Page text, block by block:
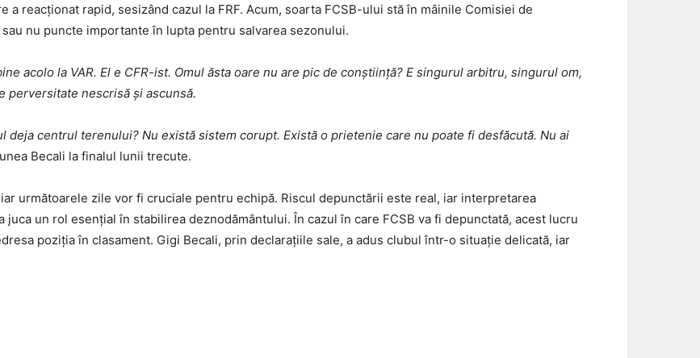
a reacționat rapid, sesizând cazul la FRF. Acum, soarta FCSB-ului stă în mâinile Comisiei de
nu puncte importante în lupta pentru salvarea sezonului.
acolo la VAR. El e CFR-ist. Omul ăsta oare nu are pic de conștiință? E singurul arbitru, singurul om,
perversitate nescrisă și ascunsă.
deja centrul terenului? Nu există sistem corupt. Există o prietenie care nu poate fi desfăcută. Nu ai
Becali la finalul lunii trecute.
următoarele zile vor fi cruciale pentru echipă. Riscul depunctării este real, iar interpretarea
juca un rol esențial în stabilirea deznodământului. În cazul în care FCSB va fi depunctată, acest lucru
poziția în clasament. Gigi Becali, prin declarațiile sale, a adus clubul într-o situație delicată, iar